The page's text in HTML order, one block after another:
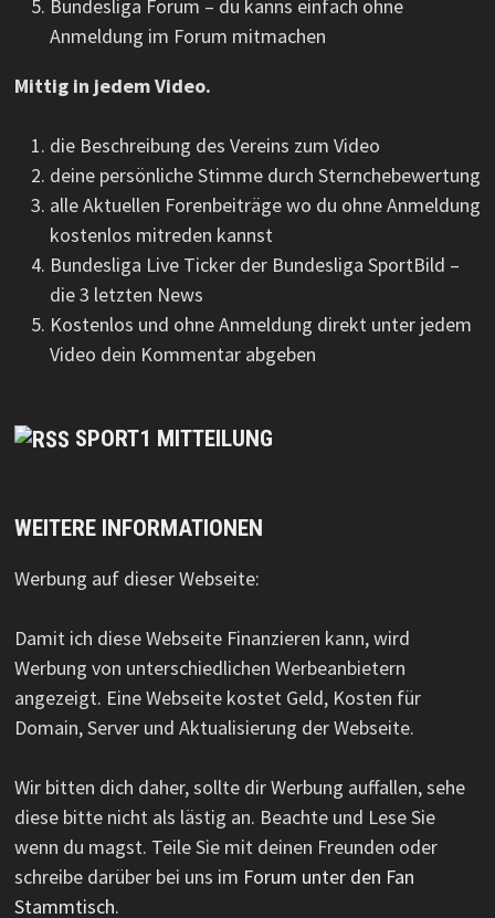
Bundesliga Forum – du kanns einfach ohne
Anmeldung im Forum mitmachen
Mittig in jedem Video.
die Beschreibung des Vereins zum Video
deine persönliche Stimme durch Sternchebewertung
alle Aktuellen Forenbeiträge wo du ohne Anmeldung
kostenlos mitreden kannst
Bundesliga Live Ticker der Bundesliga SportBild –
die 3 letzten News
Kostenlos und ohne Anmeldung direkt unter jedem
Video dein Kommentar abgeben
SPORT1 MITTEILUNG
WEITERE INFORMATIONEN
Werbung auf dieser Webseite:
Damit ich diese Webseite Finanzieren kann, wird
Werbung von unterschiedlichen Werbeanbietern
angezeigt. Eine Webseite kostet Geld, Kosten für
Domain, Server und Aktualisierung der Webseite.
Wir bitten dich daher, sollte dir Werbung auffallen, sehe
diese bitte nicht als lästig an. Beachte und Lese Sie
wenn du magst. Teile Sie mit deinen Freunden oder
schreibe darüber bei uns im Forum unter den Fan
Stammtisch.